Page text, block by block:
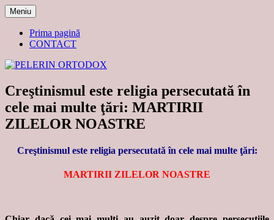
Meniu
Prima pagină
CONTACT
Creştinismul este religia persecutată în
cele mai multe ţări: MARTIRII
ZILELOR NOASTRE
Creştinismul este religia persecutată în cele mai multe ţări:
MARTIRII ZILELOR NOASTRE